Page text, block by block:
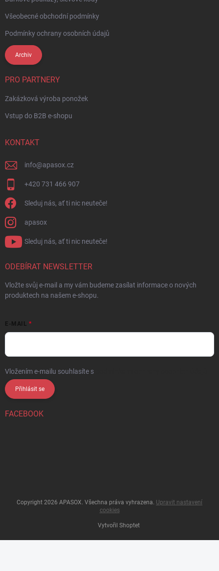
Všeobecné obchodní podmínky
Podmínky ochrany osobních údajů
Archiv
PRO PARTNERY
Zakázková výroba ponožek
Vstup do B2B e-shopu
KONTAKT
info@apasox.cz
+420 731 466 907
Sleduj nás, ať ti nic neuteče!
apasox
Sleduj nás, ať ti nic neuteče!
ODEBÍRAT NEWSLETTER
Vložte svůj e-mail a my vám budeme zasílat informace o nových
produktech na našem e-shopu.
E-MAIL
Vložením e-mailu souhlasíte s
Přihlásit se
FACEBOOK
Vytvořil Shoptet
Copyright 2026 APASOX. Všechna práva vyhrazena. Upravit nastavení
cookies